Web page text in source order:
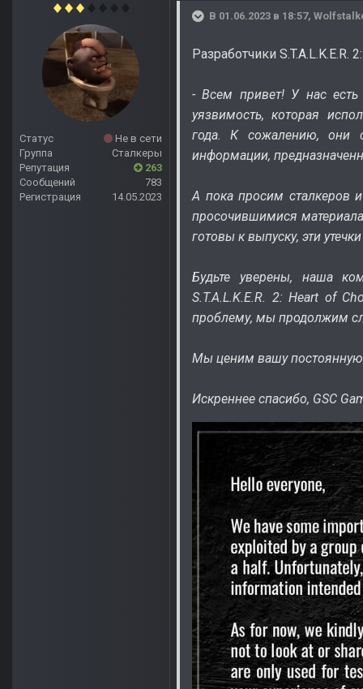
Статус
Не в сети
Группа
Сталкеры
Репутация
263
Сообщений
783
Регистрация
14.05.2023
В 01.06.2023 в 18:57,
Разработчики
- Всем привет! У нас
уязвимость, которая
года. К сожалению, они
информации,
А пока просим сталкеров
просочившимися
готовы к выпуску, эти
Будьте уверены, наша
S.T.A.L.K.E.R. 2: Heart of
проблему, мы продолжим
Мы ценим вашу постоянную
Искреннее спасибо, GSC